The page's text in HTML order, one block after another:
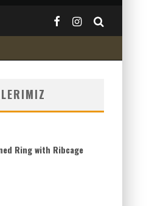
Ring with Ribcage